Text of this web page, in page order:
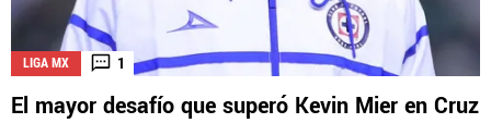
LIGA MX 1
El mayor desafío que superó Kevin Mier en Cruz